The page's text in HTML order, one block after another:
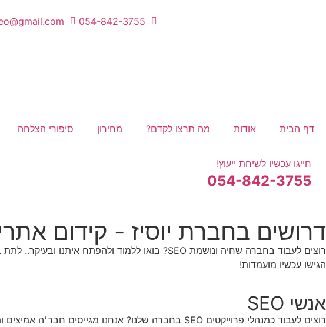
054-842-3755
דף הבית אודות מה תרצו לקדם? מחירון סיפורי הצלחה
חייגו עכשיו לשיחת ייעוץ!
054-842-3755
דרושים בחברת יוסיז - קידום
רוצים לעבוד בחברה שחיה ונושמת SEO? בואו ללמוד ולהפתח איתנו ובעיקר.. לתת בראש! יש לנו מגוון משרות פתוחות שרק מחכות לכם.
הגישו עכשיו מועמדות!
אנשי SEO
רוצים לעבוד כמנהלי פרוייקטים SEO בחברה שלנו? אנחנו מגייסים חבר׳ה אמיצים ותותחים שינהלו לנו את הלקוחות, זה אתם שם?